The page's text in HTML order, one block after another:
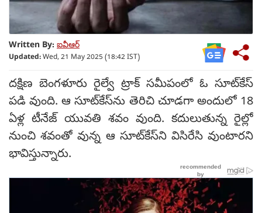
Written By: ఐవీఆర్
Updated:Wed, 21 May 2025 (18:42 IST)
దక్షిణ బెంగళూరు రైల్వే ట్రాక్ సమీపంలో ఓ సూట్‌కేస్
పడి వుంది. ఆ సూట్‌కేస్‌ను తెరిచి చూడగా అందులో 18
ఏళ్ల టీనేజ్ యువతి శవం వుంది. కదులుతున్న రైల్లో
నుంచి శవంతో వున్న ఆ సూట్‌కేస్‌ని విసిరేసి వుంటారని
భావిస్తున్నారు.